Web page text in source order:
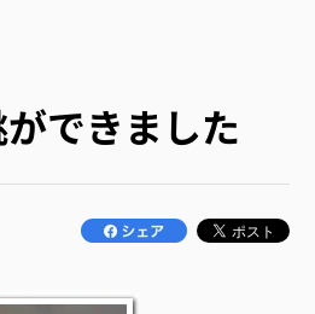
できました